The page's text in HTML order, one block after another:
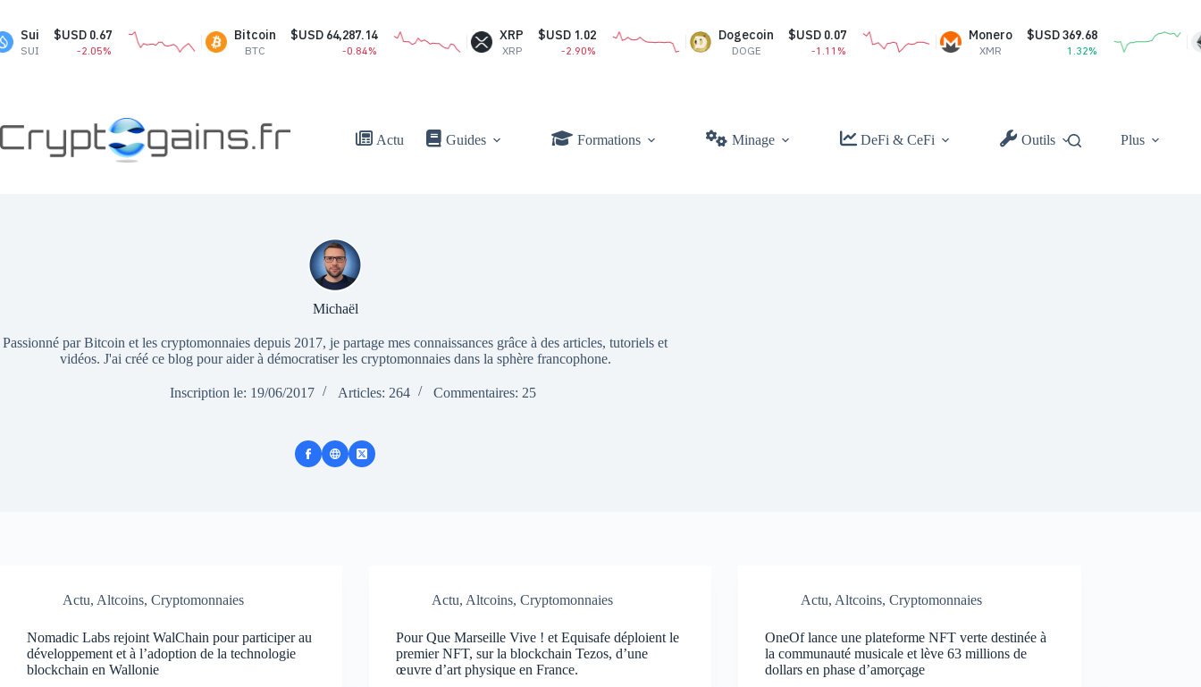
contenu
$USD 0.67
-2.05%
Bitcoin
BTC
$USD 64,287.14 XRP
XRP
$USD 1.02
-2.90%
Dogecoin
DOGE
$USD 0.07
-1.11%
Monero
XMR
$USD 369.68
Actu Guides Formations Minage DeFi & CeFi Outils Plus
Michaël
Passionné par Bitcoin et les cryptomonnaies depuis 2017, je partage mes connaissances grâce à des articles, tutoriels et
vidéos. J'ai créé ce blog pour aider à démocratiser les cryptomonnaies dans la sphère francophone.
Inscription le: 19/06/2017 Articles: 264 Commentaires: 25
Actu, Altcoins, Cryptomonnaies
Nomadic Labs rejoint WalChain pour participer au
développement et à l’adoption de la technologie
blockchain en Wallonie
Actu, Altcoins,Cryptomonnaies
Pour Que Marseille Vive ! et Equisafe déploient le
premier NFT, sur la blockchain Tezos, d’une
œuvre d’art physique en France.
Actu, Altcoins,Cryptomonnaies
OneOf lance une plateforme NFT verte destinée à
la communauté musicale et lève 63 millions de
dollars en phase d’amorçage